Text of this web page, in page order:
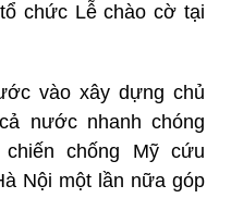
chức Lễ chào cờ tại
vào xây dựng chủ
nước nhanh chóng
chống Mỹ cứu
Nội một lần nữa góp